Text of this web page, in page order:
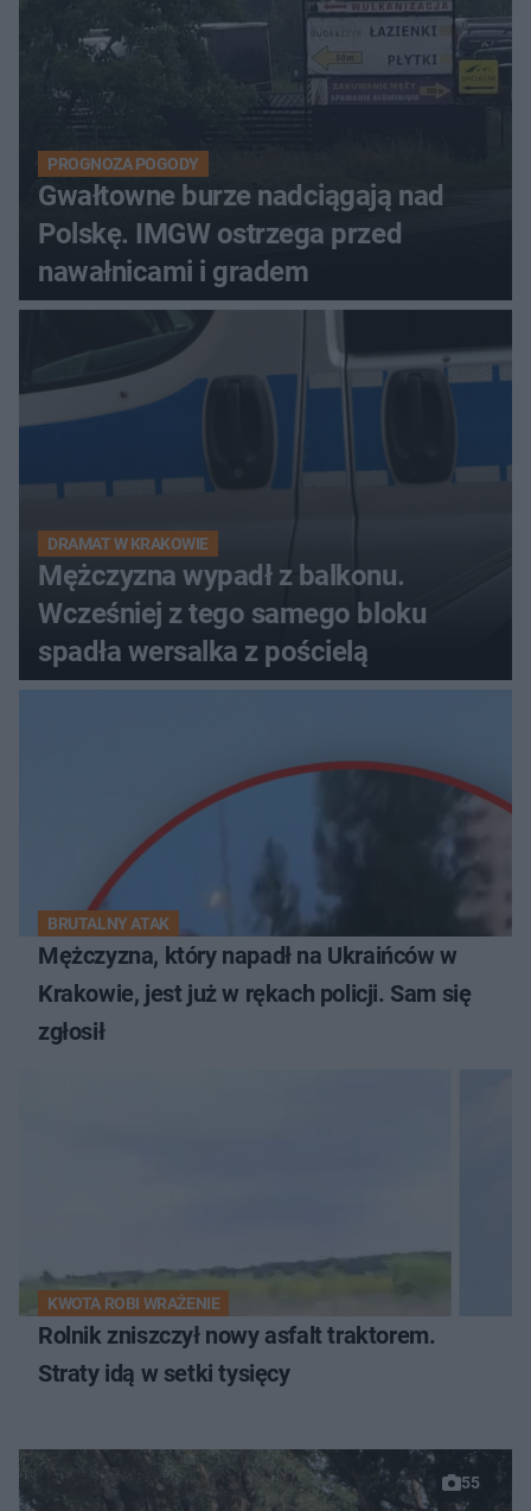
PROGNOZA POGODY
Gwałtowne burze nadciągają nad
Polskę. IMGW ostrzega przed
nawałnicami i gradem
DRAMAT W KRAKOWIE
Mężczyzna wypadł z balkonu.
Wcześniej z tego samego bloku
spadła wersalka z pościelą
BRUTALNY ATAK
Mężczyzna, który napadł na Ukraińców w
Krakowie, jest już w rękach policji. Sam się
zgłosił
KWOTA ROBI WRAŻENIE
Rolnik zniszczył nowy asfalt traktorem.
Straty idą w setki tysięcy
55